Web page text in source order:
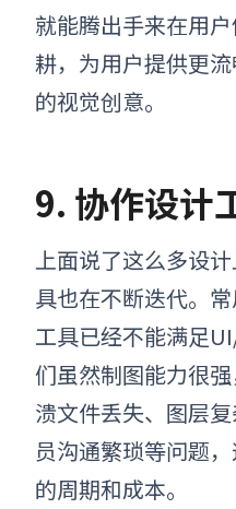
就能腾出手来在用
耕，为用户提供更
的视觉创意。
9. 协作设计
上面说了这么多设
具也在不断迭代。
工具已经不能满足
们虽然制图能力很
溃文件丢失、图层
员沟通繁琐等问题
的周期和成本。